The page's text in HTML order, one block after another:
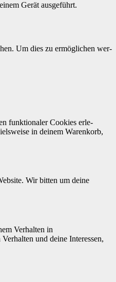
Gerät aus­ge­führt.
Um dies zu ermöglichen wer­
funk­tionaler Cook­ies erle­
in deinem Warenko­rb,
Wir bit­ten um deine
Ver­hal­ten in
und deine Inter­essen,